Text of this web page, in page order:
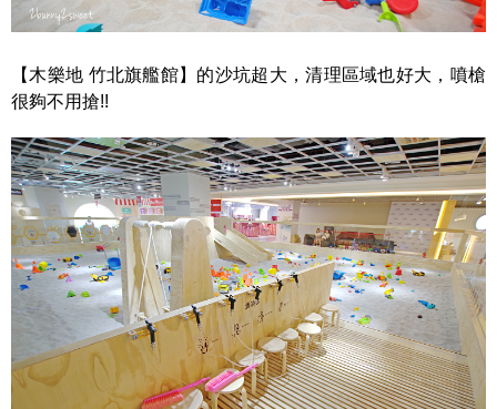
【木樂地 竹北旗艦館】的沙坑超大，清理區域也好大，噴槍
很夠不用搶!!